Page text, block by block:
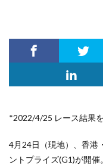
*2022/4/25 レース結果
4月24日（現地）、香港
ントプライズ(G1)が開催。